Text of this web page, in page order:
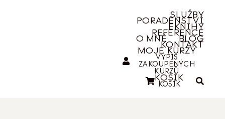
SLUŽBY
PORADENSTVÍ
EKNIHY
REFERENCE
O MNĚ BLOG
KONTAKT
MOJE KURZY
VÝPIS
ZAKOUPENÝCH
KURZŮ
KOŠÍK
KOŠÍK